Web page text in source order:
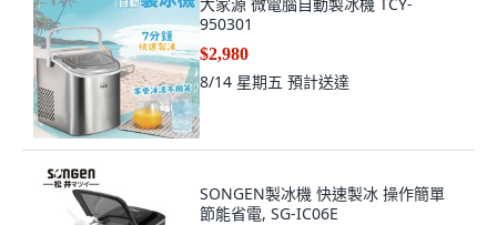
950301
$2,980
8/14 星期五 預計送達
SONGEN製冰機 快速製冰 操作簡單
節能省電, SG-IC06E